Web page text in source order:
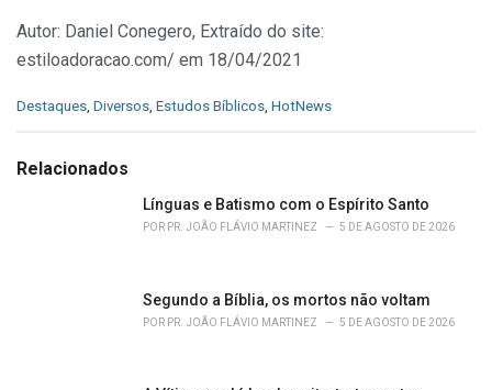
Autor: Daniel Conegero, Extraído do site:
estiloadoracao.com/ em 18/04/2021
C
e
Destaques Diversos Estudos Bíblicos HotNews
Relacionados
Línguas e Batismo com o Espírito Santo
POR PR. JOÃO FLÁVIO MARTINEZ 5 DE AGOSTO DE 2026
Segundo a Bíblia, os mortos não voltam
POR PR. JOÃO FLÁVIO MARTINEZ 5 DE AGOSTO DE 2026